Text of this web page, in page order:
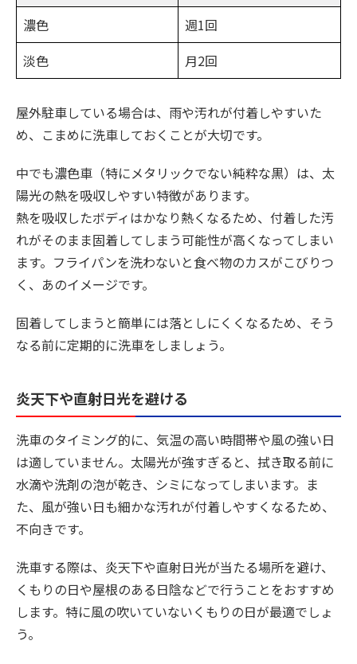
濃色
週1回
淡色
月2回
屋外駐車している場合は、雨や汚れが付着しやすいた
め、こまめに洗車しておくことが大切です。
中でも濃色車（特にメタリックでない純粋な黒）は、太
陽光の熱を吸収しやすい特徴があります。
熱を吸収したボディはかなり熱くなるため、付着した汚
れがそのまま固着してしまう可能性が高くなってしまい
ます。フライパンを洗わないと食べ物のカスがこびりつ
く、あのイメージです。
固着してしまうと簡単には落としにくくなるため、そう
なる前に定期的に洗車をしましょう。
炎天下や直射日光を避ける
洗車のタイミング的に、気温の高い時間帯や風の強い日
は適していません。太陽光が強すぎると、拭き取る前に
水滴や洗剤の泡が乾き、シミになってしまいます。ま
た、風が強い日も細かな汚れが付着しやすくなるため、
不向きです。
洗車する際は、炎天下や直射日光が当たる場所を避け、
くもりの日や屋根のある日陰などで行うことをおすすめ
します。特に風の吹いていないくもりの日が最適でしょ
う。